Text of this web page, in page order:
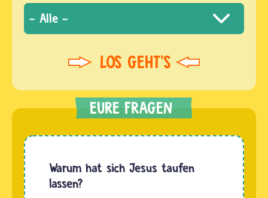
Warum hat sich Jesus taufen
lassen?